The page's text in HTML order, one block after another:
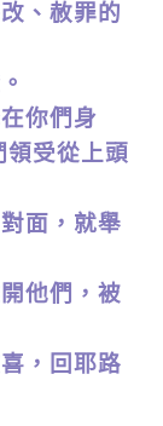
、赦罪的
你們身
領受從上頭
面，就舉
他們，被
，回耶路